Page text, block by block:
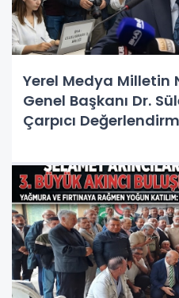
Yerel Medya Milletin
Genel Başkanı Dr.
Çarpıcı